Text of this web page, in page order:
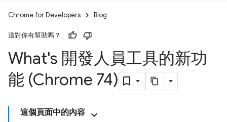
Chrome for Developers Blog
這對你有幫助嗎？
What's 開發人員工具的新功
能 (Chrome 74)
這個頁面中的內容